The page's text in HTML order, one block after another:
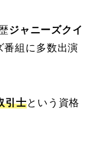
ジャニーズクイ
番組に多数出演
引士という資格